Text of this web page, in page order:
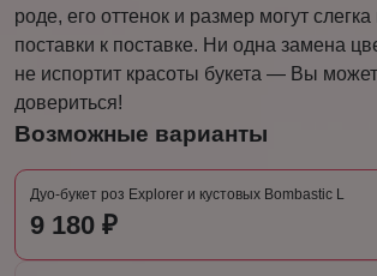
роде, его оттенок и размер могут
поставки к поставке. Ни одна замена
не испортит красоты букета — Вы
довериться!
Возможные варианты
Дуо-букет роз Explorer и кустовых Bombastic L
9 180 ₽